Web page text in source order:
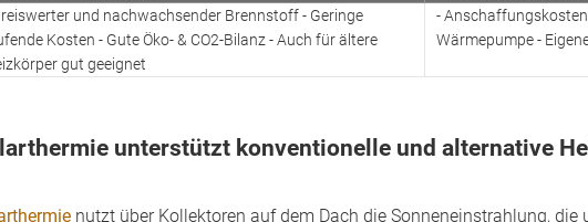
und nachwachsender Brennstoff - Geringe
Kosten - Gute Öko- & CO2-Bilanz - Auch für ältere
gut geeignet
-
Wärmepumpe -
unterstützt konventionelle und alternative
nutzt über Kollektoren auf dem Dach die Sonneneinstrahlung,